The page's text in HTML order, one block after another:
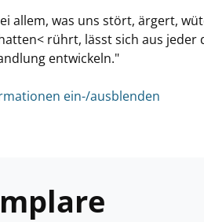
allem, was uns stört, ärgert,
rührt, lässt sich aus
entwickeln."
ein-/ausblenden